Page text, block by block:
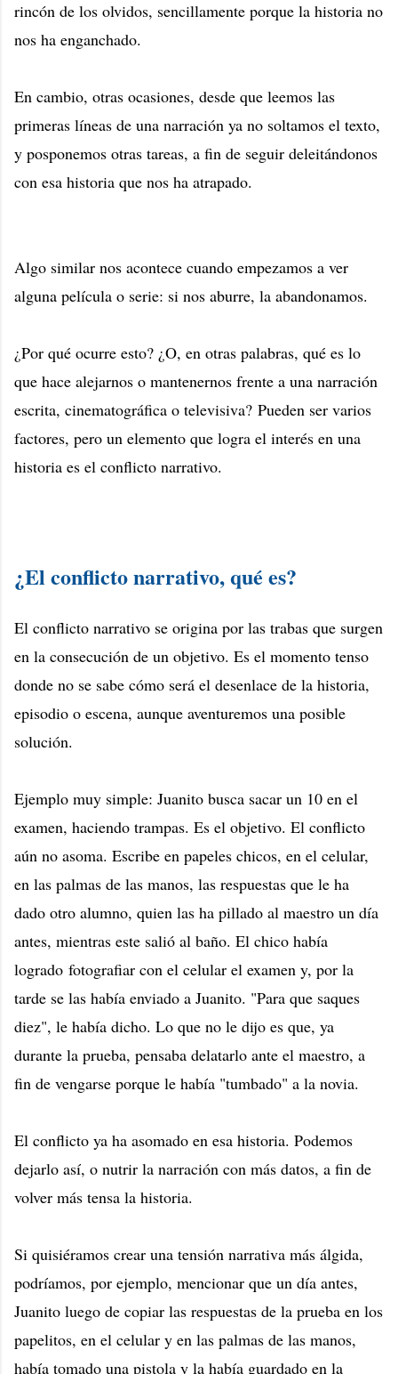
rincón de los olvidos, sencillamente porque la historia no
nos ha enganchado.
En cambio, otras ocasiones, desde que leemos las
primeras líneas de una narración ya no soltamos el texto,
y posponemos otras tareas, a fin de seguir deleitándonos
con esa historia que nos ha atrapado.
Algo similar nos acontece cuando empezamos a ver
alguna película o serie: si nos aburre, la abandonamos.
¿Por qué ocurre esto? ¿O, en otras palabras, qué es lo
que hace alejarnos o mantenernos frente a una narración
escrita, cinematográfica o televisiva? Pueden ser varios
factores, pero un elemento que logra el interés en una
historia es el conflicto narrativo.
¿El conflicto narrativo, qué es?
El conflicto narrativo se origina por las trabas que surgen
en la consecución de un objetivo. Es el momento tenso
donde no se sabe cómo será el desenlace de la historia,
episodio o escena, aunque aventuremos una posible
solución.
Ejemplo muy simple: Juanito busca sacar un 10 en el
examen, haciendo trampas. Es el objetivo. El conflicto
aún no asoma. Escribe en papeles chicos, en el celular,
en las palmas de las manos, las respuestas que le ha
dado otro alumno, quien las ha pillado al maestro un día
antes, mientras este salió al baño. El chico había
logrado fotografiar con el celular el examen y, por la
tarde se las había enviado a Juanito. "Para que saques
diez", le había dicho. Lo que no le dijo es que, ya
durante la prueba, pensaba delatarlo ante el maestro, a
fin de vengarse porque le había "tumbado" a la novia.
El conflicto ya ha asomado en esa historia. Podemos
dejarlo así, o nutrir la narración con más datos, a fin de
volver más tensa la historia.
Si quisiéramos crear una tensión narrativa más álgida,
podríamos, por ejemplo, mencionar que un día antes,
Juanito luego de copiar las respuestas de la prueba en los
papelitos, en el celular y en las palmas de las manos,
había tomado una pistola y la había guardado en la